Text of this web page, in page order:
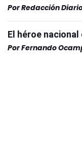
PorRedacción
El héroe
PorFernando